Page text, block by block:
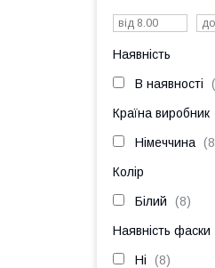
Наявність
В наявності
Країна виробник
Німеччина 8
Колір
Білий 8
Наявність фаски
Ні 8